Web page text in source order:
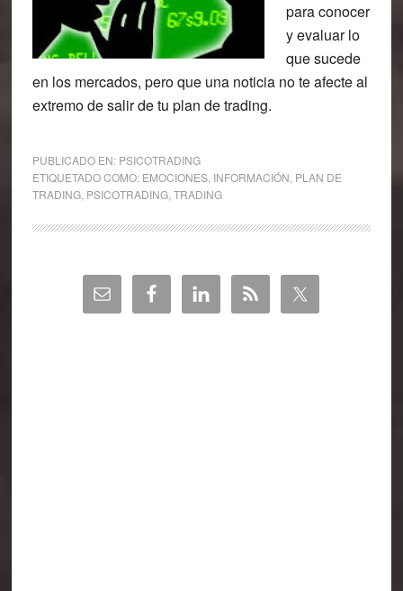
para conocer
y evaluar lo
que sucede
en los mercados, pero que una noticia no te afecte al
extremo de salir de tu plan de trading.
PUBLICADO EN: PSICOTRADING
ETIQUETADO COMO: EMOCIONES, INFORMACIÓN PLAN DE
TRADING, PSICOTRADING, TRADING
Barra
lateral